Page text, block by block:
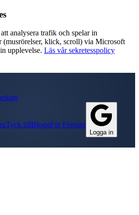
analysera trafik och spelar in
(musrörelser, klick, scroll) via Microsoft
upplevelse. Läs vår sekretesspolicy
Tyck tillBloggFör Företag
Logga in